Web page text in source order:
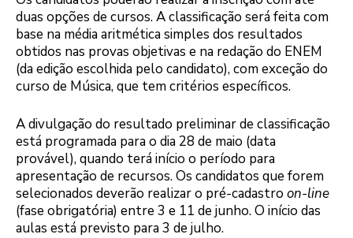
duas opções de cursos. A classificação será feita com
base na média aritmética simples dos resultados
obtidos nas provas objetivas e na redação do ENEM
(da edição escolhida pelo candidato), com exceção do
curso de Música, que tem critérios específicos.
A divulgação do resultado preliminar de classificação
está programada para o dia 28 de maio (data
provável), quando terá início o período para
apresentação de recursos. Os candidatos que forem
selecionados deverão realizar o pré-cadastro on-line
(fase obrigatória) entre 3 e 11 de junho. O início das
aulas está previsto para 3 de julho.